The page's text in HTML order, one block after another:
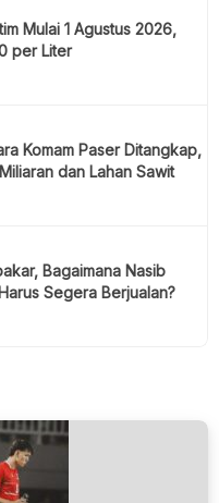
Mulai 1 Agustus 2026,
per Liter
Komam Paser Ditangkap,
dan Lahan Sawit
Bagaimana Nasib
Segera Berjualan?